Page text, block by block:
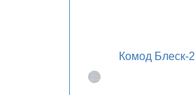
Комод Блеск-2